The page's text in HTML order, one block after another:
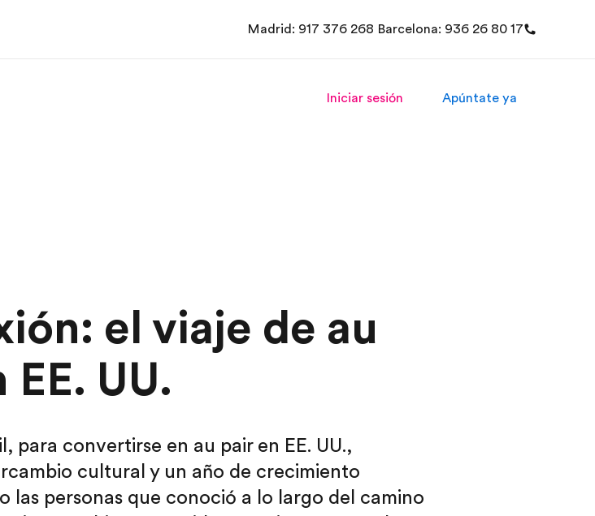
Madrid: 917 376 268 Barcelona: 936 26 80 17
Iniciar sesión Apúntate ya
el viaje de au
UU.
para convertirse en au pair en EE. UU.,
cultural y un año de crecimiento
las personas que conoció a lo largo del camino